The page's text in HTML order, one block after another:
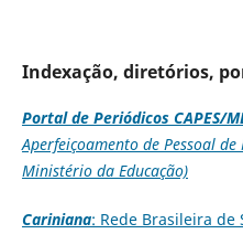
Indexação, diretórios,
Portal de Periódicos CAPES/
Aperfeiçoamento de Pessoal
Ministério da Educação)
Cariniana: Rede Brasileira de